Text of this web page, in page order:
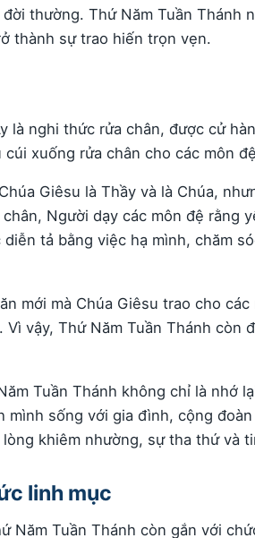
thường. Thứ Năm Tuần Thánh
thành sự trao hiến trọn vẹn.
là nghi thức rửa chân, được cử
xuống rửa chân cho các môn
Giêsu là Thầy và là Chúa,
Người dạy các môn đệ rằng
tả bằng việc hạ mình, chăm
mới mà Chúa Giêsu trao cho các
vậy, Thứ Năm Tuần Thánh còn
Tuần Thánh không chỉ là nhớ
mình sống với gia đình, cộng
khiêm nhường, sự tha thứ và
linh mục
Năm Tuần Thánh còn gắn với